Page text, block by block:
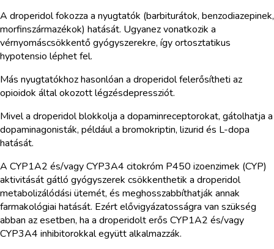
A droperidol fokozza a nyugtatók (barbiturátok, benzodiazepinek,
morfinszármazékok) hatását. Ugyanez vonatkozik a
vérnyomáscsökkentő gyógyszerekre, így ortosztatikus
hypotensio léphet fel.
Más nyugtatókhoz hasonlóan a droperidol felerősítheti az
opioidok által okozott légzésdepressziót.
Mivel a droperidol blokkolja a dopaminreceptorokat, gátolhatja a
dopaminagonisták, például a bromokriptin, lizurid és L-dopa
hatását.
A CYP1A2 és/vagy CYP3A4 citokróm P450 izoenzimek (CYP)
aktivitását gátló gyógyszerek csökkenthetik a droperidol
metabolizálódási ütemét, és meghosszabbíthatják annak
farmakológiai hatását. Ezért elővigyázatosságra van szükség
abban az esetben, ha a droperidolt erős CYP1A2 és/vagy
CYP3A4 inhibitorokkal együtt alkalmazzák.